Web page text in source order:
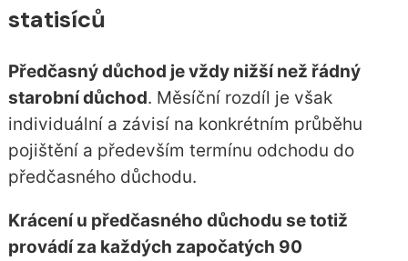
statisíců
Předčasný důchod je vždy nižší než řádný
starobní důchod. Měsíční rozdíl je však
individuální a závisí na konkrétním průběhu
pojištění a především termínu odchodu do
předčasného důchodu.
Krácení u předčasného důchodu se totiž
provádí za každých započatých 90